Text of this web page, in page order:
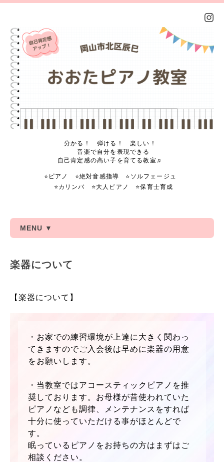
分かる！ 弾ける！ 楽しい！
音楽で自分を表現できる
自己肯定感の高い子を育てる教室♬
⭐️ピアノ ⭐️絶対音感指導 ⭐️ソルフェージュ
⭐️カリンバ ⭐️大人ピアノ ⭐️保育士育成
MENU ▼
楽器について
【楽器について】
・お家での練習環境が上達に大きく関わっ
てきますのでご入会後は早めに楽器の用意
をお願いします。
・当教室ではアコースティックピアノを推
奨しております。お母様が昔使われていた
ピアノなども調律、メンテナンスをすれば
十分に使っていただける事がほとんどで
す。
眠っているピアノをお持ちの方はまずはご
相談ください。